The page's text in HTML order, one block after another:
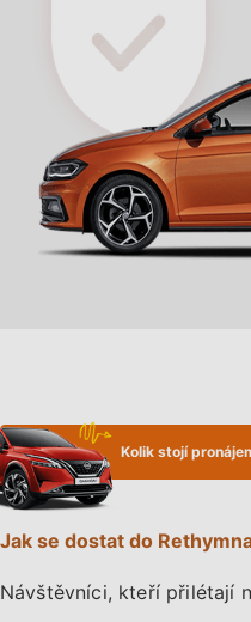
Kolik stojí
Jak se dostat do
Návštěvníci, kteří přilétají